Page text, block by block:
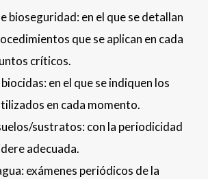
bioseguridad: en el que se detallan
que se aplican en cada
críticos.
en el que se indiquen los
en cada momento.
sustratos: con la periodicidad
adecuada.
exámenes periódicos de la